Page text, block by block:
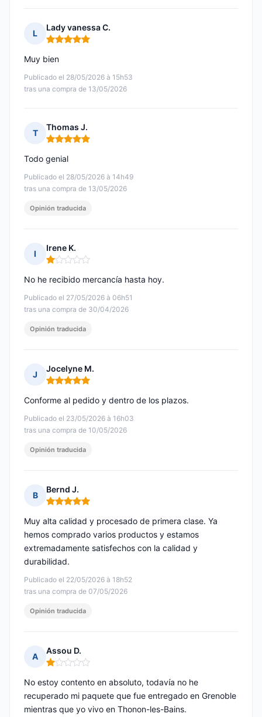
L
Lady vanessa C.
Nota: 5 de 5
Publicado el 28/05/2026 à 15h53
tras una compra de 13/05/2026
Muy bien
T
Thomas J.
Nota: 5 de 5
Publicado el 28/05/2026 à 14h49
tras una compra de 13/05/2026
Todo genial
Opinión traducida
I
Irene K.
Nota: 1 de 5
Publicado el 27/05/2026 à 06h51
tras una compra de 30/04/2026
No he recibido mercancía hasta hoy.
Opinión traducida
J
Jocelyne M.
Nota: 5 de 5
Publicado el 23/05/2026 à 16h03
tras una compra de 10/05/2026
Conforme al pedido y dentro de los plazos.
Opinión traducida
B
Bernd J.
Nota: 5 de 5
Publicado el 22/05/2026 à 18h52
tras una compra de 07/05/2026
Muy alta calidad y procesado de primera clase. Ya
hemos comprado varios productos y estamos
extremadamente satisfechos con la calidad y
durabilidad.
Opinión traducida
A
Assou D.
Nota: 1 de 5
No estoy contento en absoluto, todavía no he
recuperado mi paquete que fue entregado en Grenoble
mientras que yo vivo en Thonon-les-Bains.